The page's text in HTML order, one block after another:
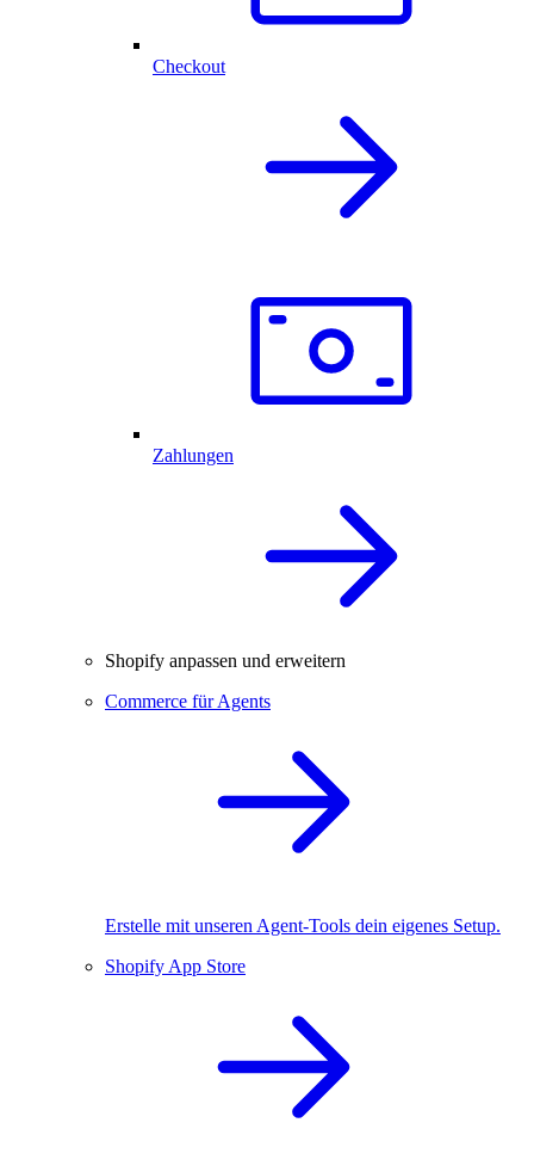
Checkout
Zahlungen
Shopify anpassen und erweitern
Commerce für Agents
Erstelle mit unseren Agent-Tools dein eigenes Setup.
Shopify App Store